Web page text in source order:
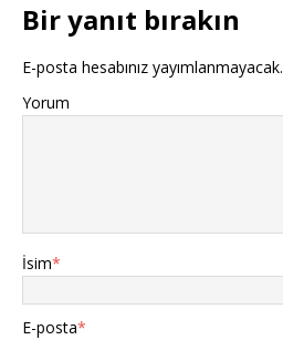
Bir yanıt bırakın
E-posta hesabınız yayımlanmayacak.
Yorum
İsim*
E-posta*